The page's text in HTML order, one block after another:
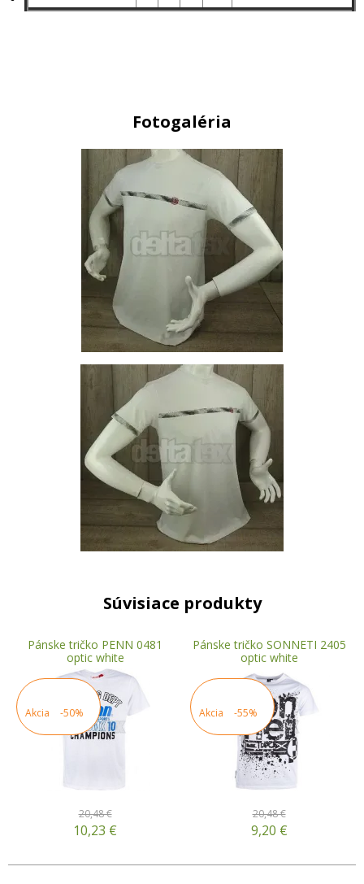
Fotogaléria
Súvisiace produkty
Pánske tričko PENN 0481
optic white
Akcia -50%
20,48 €
10,23 €
Pánske tričko SONNETI 2405
optic white
Akcia -55%
20,48 €
9,20 €